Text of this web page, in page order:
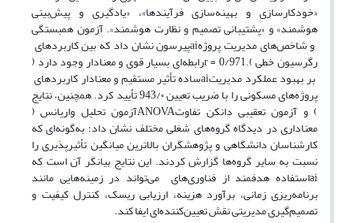
«خودکارسازی و بهینه‌سازی فرآیندها»، «یادگیری و پیش‌بینی
هوشمند» و «پشتیبانی تصمیم و نظارت هوشمند». آزمون همبستگی
پیرسون نشان داد که بین کاربردهایaiو شاخص‌های مدیریت پروژه
رابطه‌ای بسیار قوی و معنادار وجود دارد (r = 0/971). رگرسیون خطی
ساده تأثیر مستقیم و معنادار کاربردهایaiبر بهبود عملکرد مدیریت
پروژه‌های مسکونی را با ضریب تعیین 943/۰ تأیید کرد. همچنین، نتایج
آزمون تحلیل واریانس (ANOVA) و آزمون تعقیبی دانکن تفاوت
معناداری در دیدگاه گروه‌های شغلی مختلف نشان داد؛ به‌گونه‌ای که
کارشناسان دانشگاهی و پژوهشگران بالاترین میانگین تأثیرپذیری را
نسبت به سایر گروه‌ها گزارش کردند. این نتایج بیانگر آن است که
استفاده هدفمند از فناوری‌هایai می‌تواند در زمینه‌هایی مانند
برنامه‌ریزی زمانی، برآورد هزینه، ارزیابی ریسک، کنترل کیفیت و
تصمیم‌گیری مدیریتی نقش تعیین‌کننده‌ای ایفا کند.